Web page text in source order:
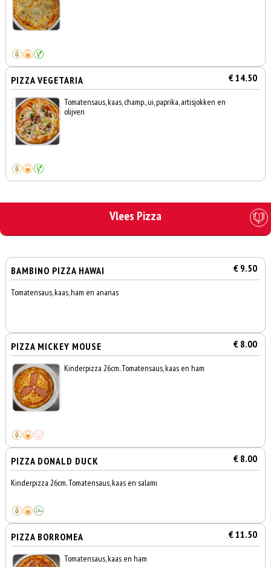
PIZZA VEGETARIA € 14.50
Tomatensaus, kaas, champ., ui, paprika, artisjokken en
olijven
Vlees Pizza
BAMBINO PIZZA HAWAI € 9.50
Tomatensaus, kaas, ham en ananas
PIZZA MICKEY MOUSE € 8.00
Kinderpizza 26cm. Tomatensaus, kaas en ham
PIZZA DONALD DUCK € 8.00
Kinderpizza 26cm. Tomatensaus, kaas en salami
PIZZA BORROMEA € 11.50
Tomatensaus, kaas en ham